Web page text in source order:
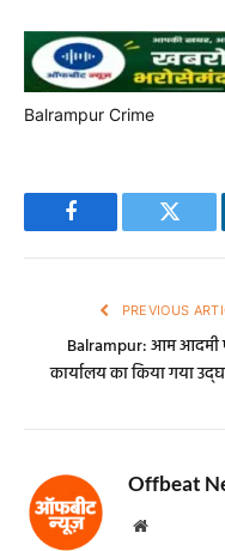
Balrampur Crime
Facebook
PREVIOUS
Balrampur: आम आदमी
कार्यालय का किया गया
Offbeat
Website